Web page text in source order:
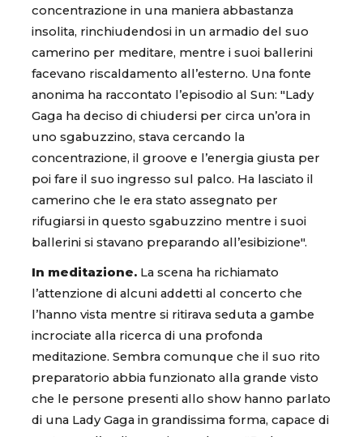
concentrazione in una maniera abbastanza
insolita, rinchiudendosi in un armadio del suo
camerino per meditare, mentre i suoi ballerini
facevano riscaldamento all’esterno. Una fonte
anonima ha raccontato l’episodio al Sun: "Lady
Gaga ha deciso di chiudersi per circa un’ora in
uno sgabuzzino, stava cercando la
concentrazione, il groove e l’energia giusta per
poi fare il suo ingresso sul palco. Ha lasciato il
camerino che le era stato assegnato per
rifugiarsi in questo sgabuzzino mentre i suoi
ballerini si stavano preparando all’esibizione".
In meditazione. La scena ha richiamato
l’attenzione di alcuni addetti al concerto che
l’hanno vista mentre si ritirava seduta a gambe
incrociate alla ricerca di una profonda
meditazione. Sembra comunque che il suo rito
preparatorio abbia funzionato alla grande visto
che le persone presenti allo show hanno parlato
di una Lady Gaga in grandissima forma, capace di